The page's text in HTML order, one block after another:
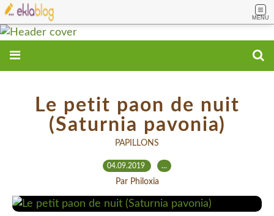
MENU
Le petit paon de nuit
(Saturnia pavonia)
PAPILLONS
04.09.2019 …
Par Philoxia